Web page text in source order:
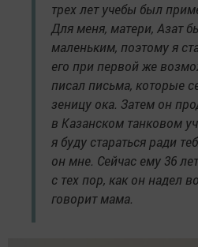
трех лет учебы был
Для меня, матери, Азат
маленьким, поэтому я
его при первой же
писал письма, которые
зеницу ока. Затем он
в Казанском танковом
я буду стараться ради
он мне. Сейчас ему 36
с тех пор, как он надел
говорит мама.